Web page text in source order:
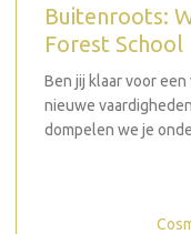
Buitenroots:
Forest School
Ben jij klaar voor
nieuwe
dompelen we je